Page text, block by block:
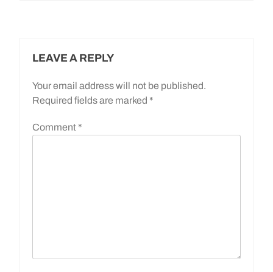
LEAVE A REPLY
Your email address will not be published.
Required fields are marked *
Comment *